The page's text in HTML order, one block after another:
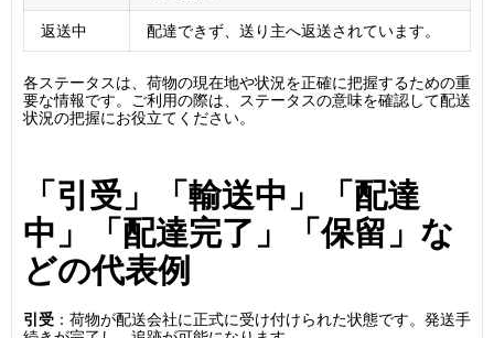
返送中 配達できず、送り主へ返送されています。
各ステータスは、荷物の現在地や状況を正確に把握するための重
要な情報です。ご利用の際は、ステータスの意味を確認して配送
状況の把握にお役立てください。
「引受」「輸送中」「配達
中」「配達完了」「保留」な
どの代表例
引受 ：荷物が配送会社に正式に受け付けられた状態です。発送手